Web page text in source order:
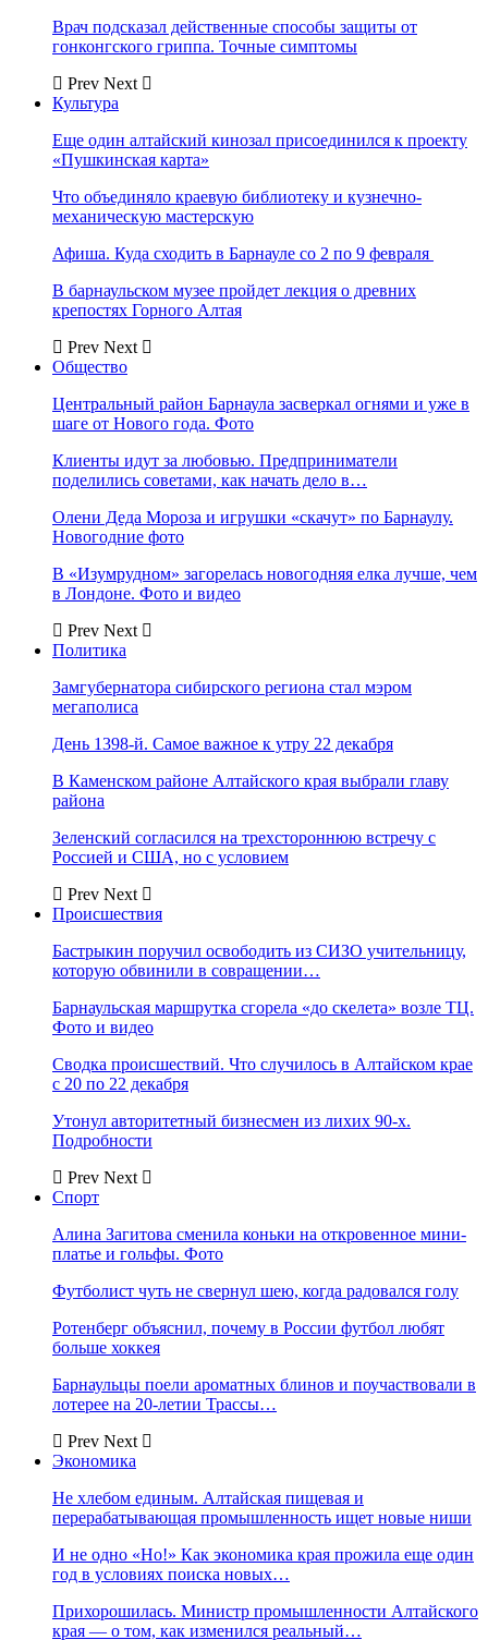
Врач подсказал действенные способы защиты от
гонконгского гриппа. Точные симптомы
Prev Next
Культура
Еще один алтайский кинозал присоединился к проекту
«Пушкинская карта»
Что объединяло краевую библиотеку и кузнечно-
механическую мастерскую
Афиша. Куда сходить в Барнауле со 2 по 9 февраля
В барнаульском музее пройдет лекция о древних
крепостях Горного Алтая
Prev Next
Общество
Центральный район Барнаула засверкал огнями и уже в
шаге от Нового года. Фото
Клиенты идут за любовью. Предприниматели
поделились советами, как начать дело в…
Олени Деда Мороза и игрушки «скачут» по Барнаулу.
Новогодние фото
В «Изумрудном» загорелась новогодняя елка лучше, чем
в Лондоне. Фото и видео
Prev Next
Политика
Замгубернатора сибирского региона стал мэром
мегаполиса
День 1398-й. Самое важное к утру 22 декабря
В Каменском районе Алтайского края выбрали главу
района
Зеленский согласился на трехстороннюю встречу с
Россией и США, но с условием
Prev Next
Происшествия
Бастрыкин поручил освободить из СИЗО учительницу,
которую обвинили в совращении…
Барнаульская маршрутка сгорела «до скелета» возле ТЦ.
Фото и видео
Сводка происшествий. Что случилось в Алтайском крае
с 20 по 22 декабря
Утонул авторитетный бизнесмен из лихих 90-х.
Подробности
Prev Next
Спорт
Алина Загитова сменила коньки на откровенное мини-
платье и гольфы. Фото
Футболист чуть не свернул шею, когда радовался голу
Ротенберг объяснил, почему в России футбол любят
больше хоккея
Барнаульцы поели ароматных блинов и поучаствовали в
лотерее на 20-летии Трассы…
Prev Next
Экономика
Не хлебом единым. Алтайская пищевая и
перерабатывающая промышленность ищет новые ниши
И не одно «Но!» Как экономика края прожила еще один
год в условиях поиска новых…
Прихорошилась. Министр промышленности Алтайского
края — о том, как изменился реальный…